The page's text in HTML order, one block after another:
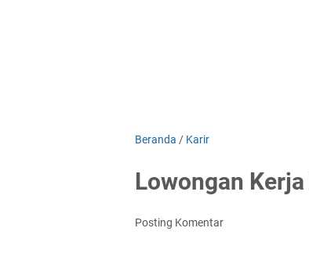
Beranda / Karir
Lowongan
Posting Komentar